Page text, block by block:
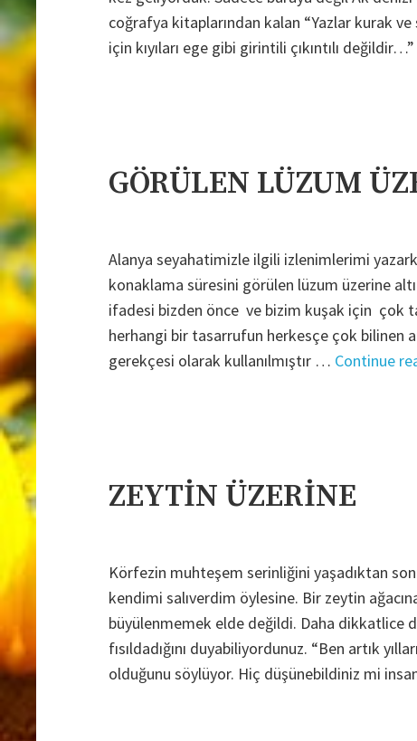
coğrafya kitaplarından kalan “Yazlar kurak ve
için kıyıları ege gibi girintili çıkıntılı
GÖRÜLEN LÜZUM
Alanya seyahatimizle ilgili izlenimlerimi
konaklama süresini görülen lüzum üzerine
ifadesi bizden önce ve bizim kuşak için çok
herhangi bir tasarrufun herkesçe çok bilinen
gerekçesi olarak kullanılmıştır … Continue
ZEYTİN ÜZERİNE
Körfezin muhteşem serinliğini yaşadıktan
kendimi salıverdim öylesine. Bir zeytin
büyülenmemek elde değildi. Daha dikkatlice
fısıldadığını duyabiliyordunuz. “Ben artık
olduğunu söylüyor. Hiç düşünebildiniz mi